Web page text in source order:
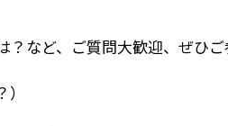
など、ご質問大歓迎、ぜひご